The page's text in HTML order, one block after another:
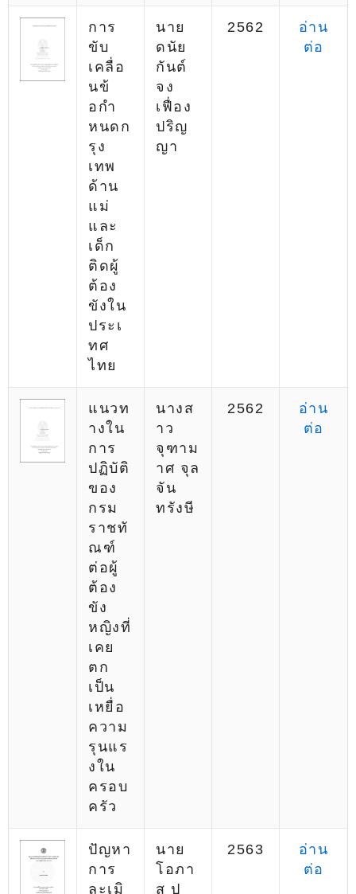
การ
ขับ
เคลื่อ
นข้
อกำ
หนดก
รุง
เทพ
ด้าน
แม่
และ
เด็ก
ติดผู้
ต้อง
ขังใน
ประเ
ทศ
ไทย
นาย
ดนัย
กันต์
จง
เฟื่อง
ปริญ
ญา
2562
อ่าน
ต่อ
แนวท
างใน
การ
ปฏิบัติ
ของ
กรม
ราชทั
ณฑ์
ต่อผู้
ต้อง
ขัง
หญิงที่
เคย
ตก
เป็น
เหยื่อ
ความ
รุนแร
งใน
ครอบ
ครัว
นางส
าว
จุฑาม
าศ จุล
จัน
ทรังษี
2562
อ่าน
ต่อ
ปัญหา
การ
ละเมิ
นาย
โอภา
ส ป
2563
อ่าน
ต่อ